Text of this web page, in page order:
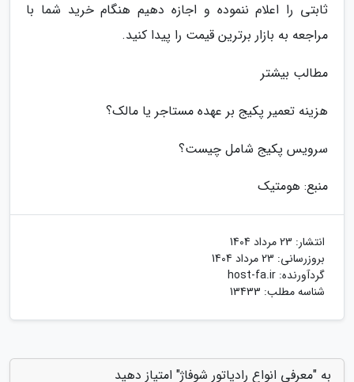
ثابتی را اعلام ننموده و اجازه دهیم هنگام خرید شما با
مراجعه به بازار برترین قیمت را پیدا کنید.
مطالب بیشتر
هزینه تعمیر پکیج بر عهده مستاجر یا مالک؟
سرویس پکیج شامل چیست؟
منبع: هومتیک
انتشار: 23 مرداد 1404
بروزرسانی: 23 مرداد 1404
گردآورنده: host-fa.ir
شناسه مطلب: 13433
به "معرفی انواع رادیاتور شوفاژ" امتیاز دهید